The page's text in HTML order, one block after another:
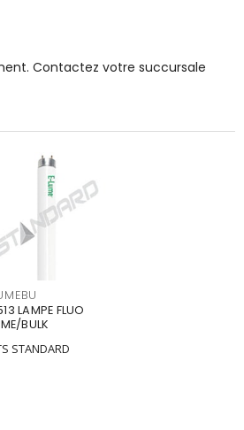
Contactez votre succursale
LAMPE FLUO
BULK
STANDARD